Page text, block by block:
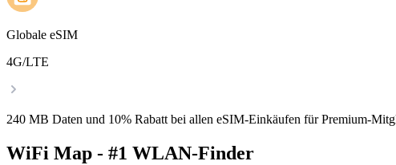
Globale eSIM
4G/LTE
240 MB Daten und 10% Rabatt bei allen eSIM-Einkäufen für Premium-
WiFi Map - #1 WLAN-Finder